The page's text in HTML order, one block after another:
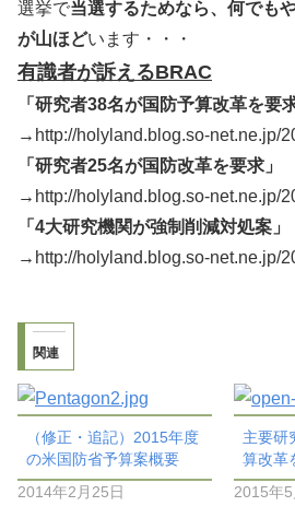
選挙で当選するためなら、何でも
が山ほどいます・・・
有識者が訴えるBRAC
「研究者38名が国防予算改革を要求
→ http://holyland.blog.so-net.ne.jp/
「研究者25名が国防改革を要求」
→ http://holyland.blog.so-net.ne.jp/
「4大研究機関が強制削減対処案」
→ http://holyland.blog.so-net.ne.jp/
関連
（修正・追記）2015年度
の米国防省予算案概要
2014年2月25日
主要研
算改革
2015年5